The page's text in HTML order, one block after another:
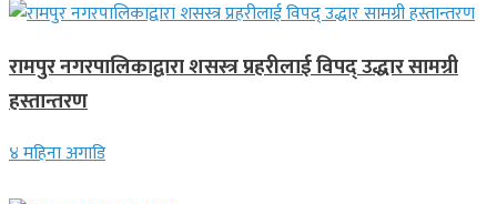
रामपुर नगरपालिकाद्वारा शसस्त्र प्रहरीलाई विपद् उद्धार सामग्री
हस्तान्तरण
४ महिना अगाडि